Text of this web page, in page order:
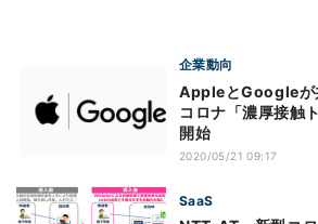
企業動向
AppleとGoogleが
コロナ「濃厚接触
開始
2020/05/21 09:17
SaaS